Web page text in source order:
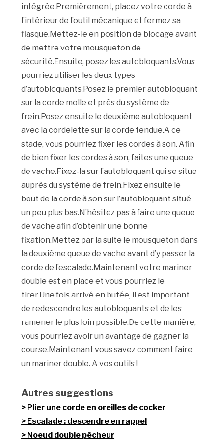
intégrée.Premièrement, placez votre corde à
l’intérieur de l’outil mécanique et fermez sa
flasque.Mettez-le en position de blocage avant
de mettre votre mousqueton de
sécurité.Ensuite, posez les autobloquants.Vous
pourriez utiliser les deux types
d’autobloquants.Posez le premier autobloquant
sur la corde molle et près du système de
frein.Posez ensuite le deuxième autobloquant
avec la cordelette sur la corde tendue.A ce
stade, vous pourriez fixer les cordes à son. Afin
de bien fixer les cordes à son, faites une queue
de vache.Fixez-la sur l’autobloquant qui se situe
auprès du système de frein.Fixez ensuite le
bout de la corde à son sur l’autobloquant situé
un peu plus bas.N’hésitez pas à faire une queue
de vache afin d’obtenir une bonne
fixation.Mettez par la suite le mousqueton dans
la deuxième queue de vache avant d’y passer la
corde de l’escalade.Maintenant votre mariner
double est en place et vous pourriez le
tirer.Une fois arrivé en butée, il est important
de redescendre les autobloquants et de les
ramener le plus loin possible.De cette manière,
vous pourriez avoir un avantage de gagner la
course.Maintenant vous savez comment faire
un mariner double. A vos outils !
Autres suggestions
Plier une corde en oreilles de cocker
Escalade : descendre en rappel
Noeud double pêcheur